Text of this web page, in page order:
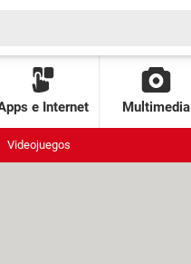
e Internet Multimedia
Videojuegos